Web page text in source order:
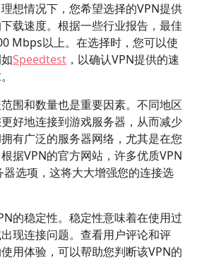
想情况下，您希望选择的VPN提供
载速度。根据一些行业报告，最佳
Mbps以上。在选择时，您可以使
Speedtest ，以确认VPN提供的速
围和数量也是重要因素。不同地区
好地连接到游戏服务器，从而减少
有广泛的服务器网络，尤其是在您
据VPN的官方网站，许多优质VPN
选项，这将大大增强您的连接选
的稳定性。稳定性意味着在使用过
现连接问题。查看用户评论和评
用体验，可以帮助您判断该VPN的